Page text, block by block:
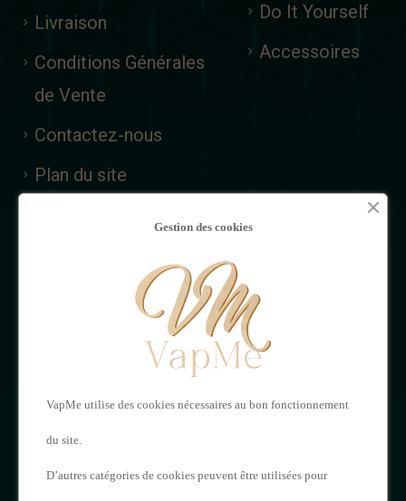
Livraison
Conditions Générales
de Vente
Contactez-nous
Plan du site
Do It Yourself
Accessoires
Mon compte
NOUS
VAPME
Gestion des cookies
VapMe utilise des cookies nécessaires au bon fonctionnement
du site.
D’autres catégories de cookies peuvent être utilisées pour